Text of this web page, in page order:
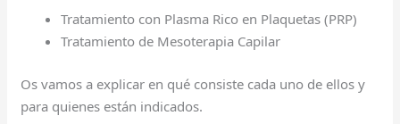
Tratamiento con Plasma Rico en Plaquetas (PRP)
Tratamiento de Mesoterapia Capilar
Os vamos a explicar en qué consiste cada uno de ellos y
para quienes están indicados.